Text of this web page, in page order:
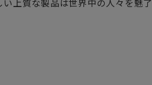
上質な製品は世界中の人々を魅了